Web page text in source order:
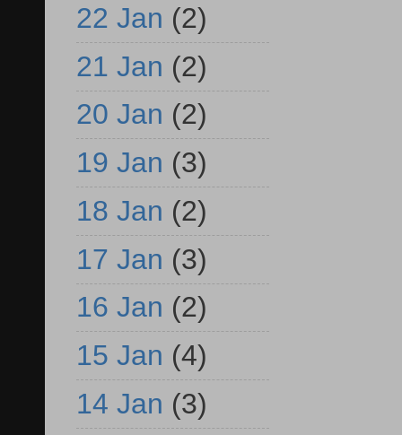
22 Jan (2)
21 Jan (2)
20 Jan (2)
19 Jan (3)
18 Jan (2)
17 Jan (3)
16 Jan (2)
15 Jan (4)
14 Jan (3)